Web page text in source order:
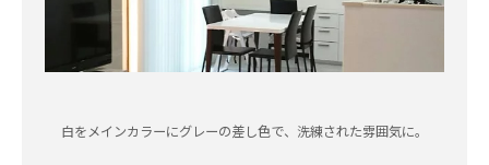
白をメインカラーにグレーの差し色で、洗練された雰囲気に。